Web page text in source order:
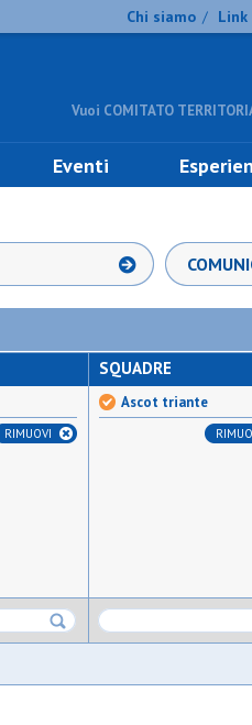
Chi siamo /
Vuoi COMITATO
Eventi
RIMUOVI
SQUADRE
Ascot triante